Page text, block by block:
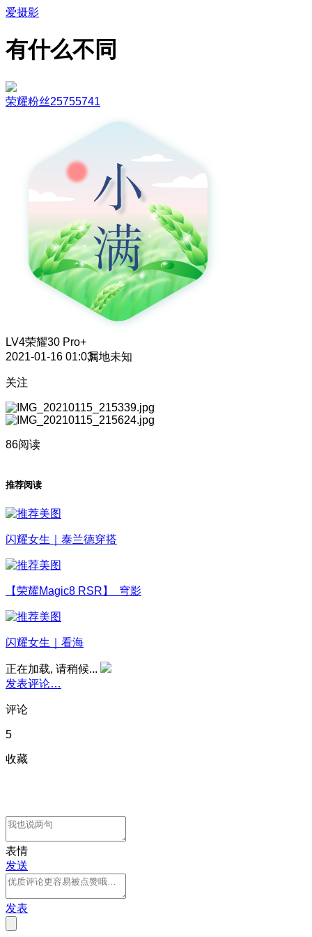
爱摄影
有什么不同
荣耀粉丝25755741
LV4荣耀30 Pro+
2021-01-16 01:03属地未知
关注
86阅读
推荐阅读
闪耀女生｜泰兰德穿搭
【荣耀Magic8 RSR】 穹影
闪耀女生｜看海
正在加载, 请稍候...
发表评论…
评论
5
收藏
表情
发送
发表